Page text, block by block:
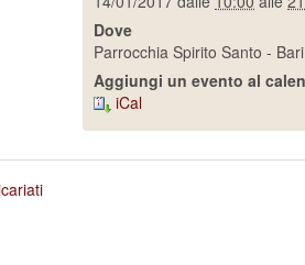
Dove
Parrocchia Spirito Santo -
Aggiungi un evento al
iCal